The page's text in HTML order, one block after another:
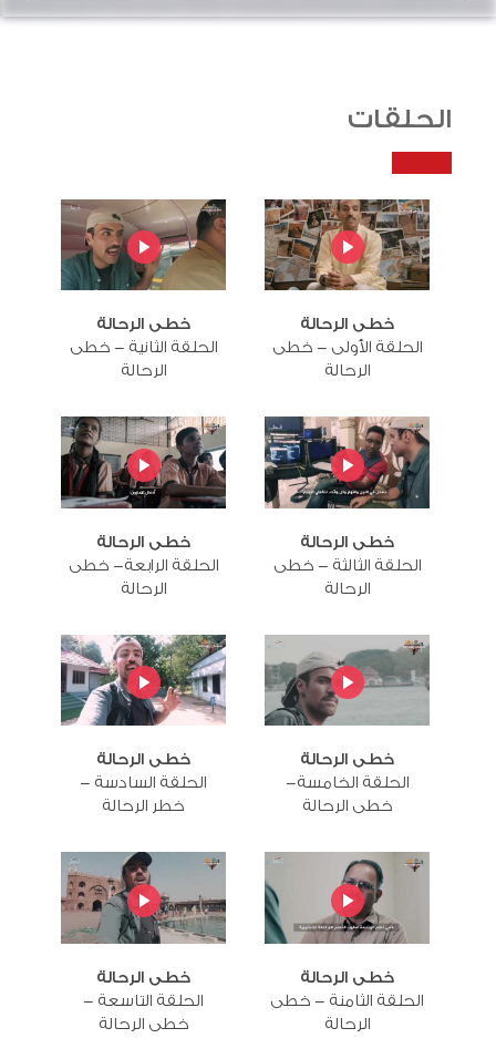
الحلقات
خطى الرحالة
الحلقة الأولى - خطى
الرحالة
خطى الرحالة
الحلقة الثانية - خطى
الرحالة
خطى الرحالة
الحلقة الثالثة - خطى
الرحالة
خطى الرحالة
الحلقة الرابعة- خطى
الرحالة
خطى الرحالة
الحلقة الخامسة-
خطى الرحالة
خطى الرحالة
الحلقة السادسة -
خطر الرحالة
خطى الرحالة
الحلقة الثامنة - خطى
الرحالة
خطى الرحالة
الحلقة التاسعة -
خطى الرحالة